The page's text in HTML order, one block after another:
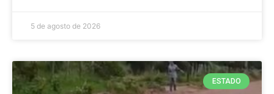
5 de agosto de 2026
ESTADO